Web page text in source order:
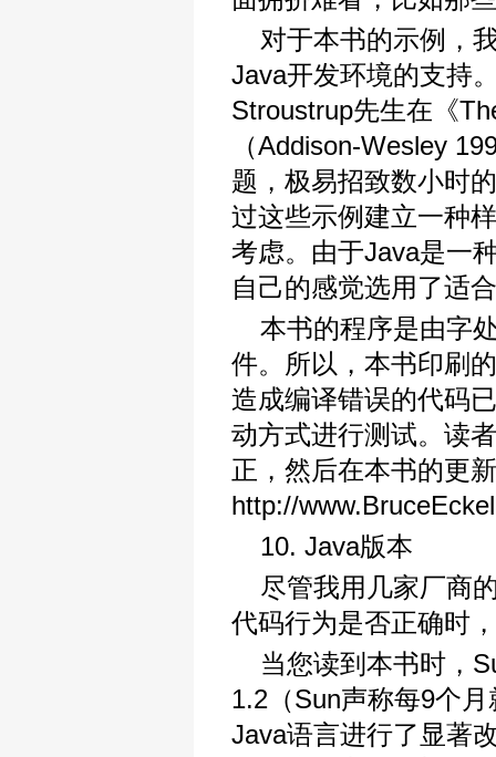
对于本书的示例，
Java开发环境的支持
Stroustrup先生在《
（Addison-Wesley
题，极易招致数小时
过这些示例建立一种
考虑。由于Java是一
自己的感觉选用了适
本书的程序是由字
件。所以，本书印刷
造成编译错误的代码
动方式进行测试。读
正，然后在本书的更
http://
10. Java版本
尽管我用几家厂商
代码行为是否正确时
当您读到本书时，
1.2（Sun声称每9个
Java语言进行了显著